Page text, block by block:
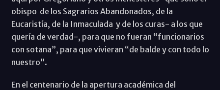
obispo de los Sagrarios Abandonados, de la
Eucaristía, de la Inmaculada y de los curas- a los que
quería de verdad-, para que no fueran “funcionarios
con sotana”, para que vivieran “de balde y con todo lo
nuestro”.
En el centenario de la apertura académica del